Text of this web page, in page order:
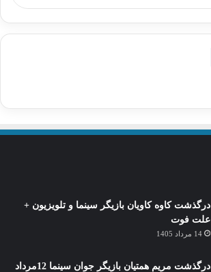
درگذشت کاوه کاویان بازیگر سینما و تلویزیون +
علت فوت
14 مرداد 1405
درگذشت مریم همتیان بازیگر جوان سینما 12مرداد